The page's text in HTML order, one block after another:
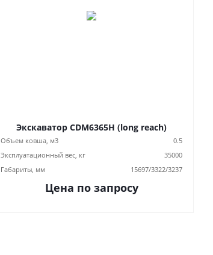
Экскаватор CDM6365H (long reach)
Объем ковша, м3
0.5
Эксплуатационный вес, кг
35000
Габариты, мм
15697/3322/3237
Цена по запросу